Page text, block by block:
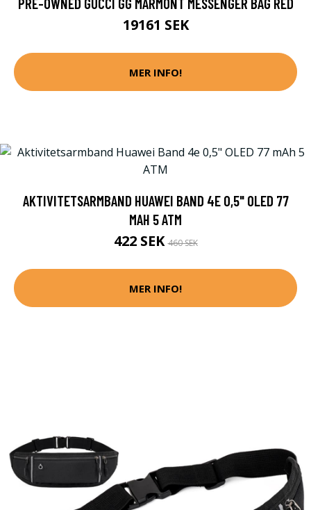
19161 SEK
MER INFO!
AKTIVITETSARMBAND HUAWEI BAND 4E 0,5" OLED 77
MAH 5 ATM
422 SEK460 SEK
MER INFO!